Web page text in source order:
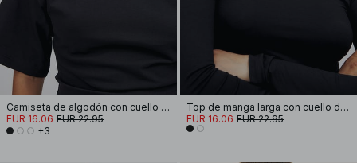
Camiseta de algodón con cuello de embudo
EUR 16.06 EUR 22.95
+3
Top de manga larga con cuello de embudo Soft Line
EUR 16.06 EUR 22.95